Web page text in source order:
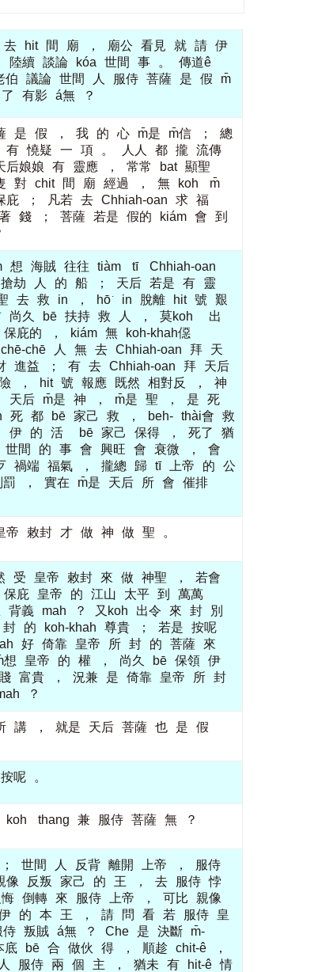
去 hit 間 廟 ， 廟公 看見 就 請 伊
陸續 談論 kóa 世間 事 。
傳道ê
伯 議論 世間 人 服侍 菩薩 是 假
m̄
了 有影 á無 ？
是 假 ， 我 的 心 m̄是 m̄信 ；
總
有 憢疑 一 項 。 人人 都 攏
流傳
后娘娘 有 靈應 ， 常常 bat 顯聖
對 chit 間 廟 經過 ， 無 koh
m̄
庇 ； 凡若 去 Chhiah-oan 求 福
錢 ； 菩薩 若是 假的 kiám 會
到
想 海賊 往往 tiàm tī
Chhiah-oan
搶劫 人 的 船 ； 天后 若是 有
靈
去 救 in ， hō͘ in 脫離 hit 號
艱
尚久 bē 扶持 救 人 ， 莫koh
出
保庇的 ， kiám 無
koh-khah僫
chē-chē 人 無 去 Chhiah-oan 拜
天
進益 ； 有 去 Chhiah-oan 拜
天后
， hit 號 報應 既然 相對反 ，
神
天后 m̄是 神 ， m̄是 聖 ， 是
死
死 都 bē 家己 救 ， beh- thài會
救
伊 的 活 bē 家己 保得 ， 死了
猶
世間 的 事 會 興旺 會 衰微 ，
會
禍端 福氣 ， 攏總 歸 tī 上帝 的
公
罰 ， 實在 m̄是 天后 所 會
催排
帝 敕封 才 做 神 做 聖 。
受 皇帝 敕封 來 做 神聖 ，
若會
保庇 皇帝 的 江山 太平 到
萬萬
背義 mah ？ 又koh 出令 來 封
別
封 的 koh-khah 尊貴 ； 若是
按呢
好 倚靠 皇帝 所 封 的 菩薩
來
想 皇帝 的 權 ， 尚久 bē 保領 伊
富貴 ， 況兼 是 倚靠 皇帝 所 封
？
講 ， 就是 天后 菩薩 也 是
假
按呢 。
koh thang 兼 服侍 菩薩 無 ？
； 世間 人 反背 離開 上帝 ，
服侍
像 反叛 家己 的 王 ， 去 服侍 悖
悔 倒轉 來 服侍 上帝 ， 可比
親像
的 本 王 ， 請 問 看 若 服侍
皇
侍 叛賊 á無 ？ Che 是 決斷
m̄-
底 bē 合 做伙 得 ， 順趁 chit-ê
，
服侍 兩 個 主 ， 猶未 有 hit-ê 情